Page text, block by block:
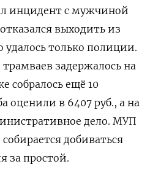
инцидент с мужчиной
выходить из
удалось только полиции.
задержалось на
собралось ещё 10
оценили в 6407 руб., а на
дело. МУП
добиваться
за простой.